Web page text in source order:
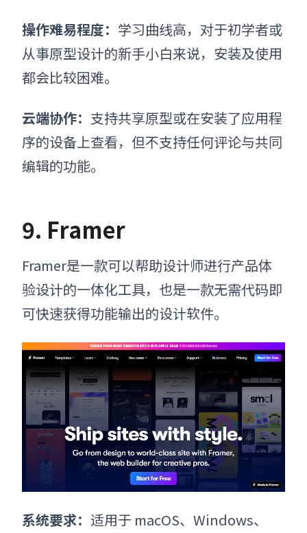
操作难易程度： 学习曲线高，对于初学者或
从事原型设计的新手小白来说，安装及使用
都会比较困难。
云端协作： 支持共享原型或在安装了应用程
序的设备上查看，但不支持任何评论与共同
编辑的功能。
9. Framer
Framer是一款可以帮助设计师进行产品体
验设计的一体化工具，也是一款无需代码即
可快速获得功能输出的设计软件。
系统要求： 适用于 macOS、Windows、